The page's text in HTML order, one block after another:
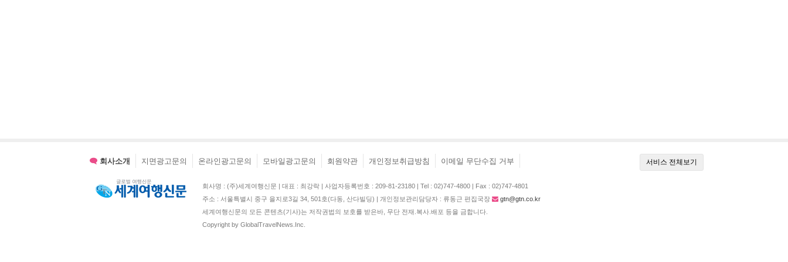
서비스 전체보기
회사소개 지면광고문의 온라인광고문의 모바일광고문의 회원약관 개인정보취급방침 이메일 무단수집 거부
회사명 : (주)세계여행신문 | 대표 : 최강락 | 사업자등록번호 : 209-81-23180 | Tel : 02)747-4800 | Fax : 02)747-4801
주소 : 서울특별시 중구 을지로3길 34, 501호(다동, 산다빌딩) | 개인정보관리담당자 : 류동근 편집국장
gtn@gtn.co.kr
세계여행신문의 모든 콘텐츠(기사)는 저작권법의 보호를 받은바, 무단 전재.복사.배포 등을 금합니다.
Copyright by GlobalTravelNews.Inc.